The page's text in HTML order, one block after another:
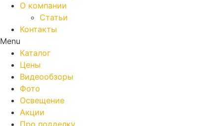
О компании
Статьи
Контакты
Menu
Каталог
Цены
Видеообзоры
Фото
Освещение
Акции
Про подделку